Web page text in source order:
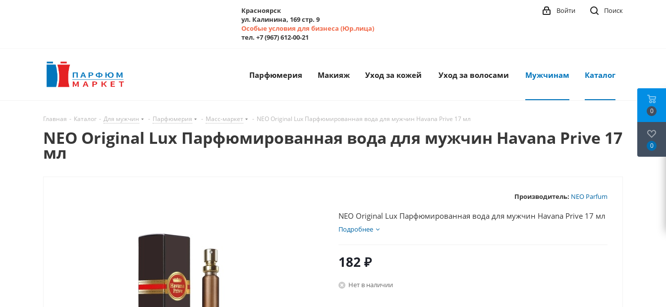
Красноярск
ул. Калинина, 169 стр. 9
Особые условия для бизнеса (Юр.лица)
тел. +7 (967) 612-00-21
Поиск
Войти
Парфюмерия Макияж Уход за кожей Уход за волосами Мужчинам Каталог
Главная - Каталог - Для мужчин - Парфюмерия - Масс-маркет - NEO Original Lux Парфюмированная вода для мужчин Havana Prive 17 мл
NEO Original Lux Парфюмированная вода для мужчин Havana Prive 17
мл
Производитель: NEO Parfum
NEO Original Lux Парфюмированная вода для мужчин Havana Prive 17 мл
Подробнее
182 ₽
Нет в наличии
0
0